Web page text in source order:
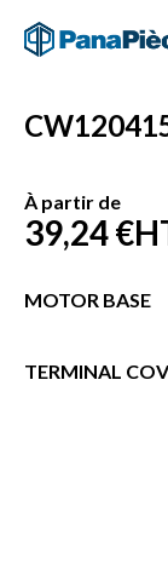
À partir de
39,24 €
MOTOR BASE
TERMINAL